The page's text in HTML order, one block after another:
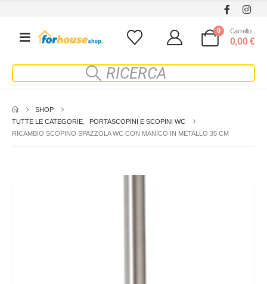
0 Carrello
0,00€
SHOP
TUTTE LE CATEGORIE
PORTASCOPINI E SCOPINI WC
RICAMBIO SCOPINO SPAZZOLA WC CON MANICO IN METALLO 35 CM